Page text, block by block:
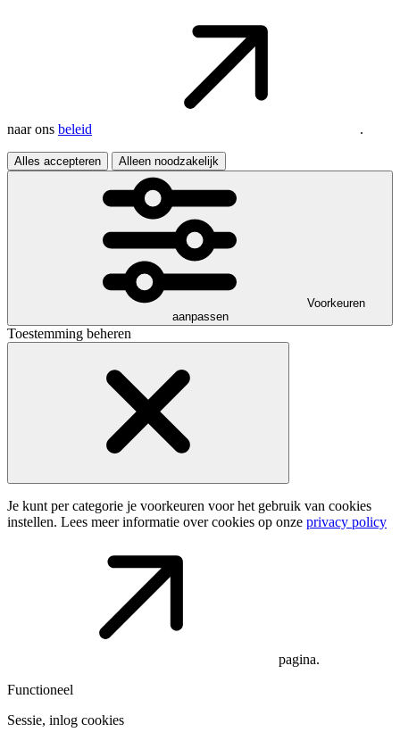
naar ons beleid .
Alles accepteren Alleen noodzakelijk
Voorkeuren
aanpassen
Toestemming beheren
Je kunt per categorie je voorkeuren voor het gebruik van cookies
instellen. Lees meer informatie over cookies op onze privacy policy
pagina.
Functioneel
Sessie, inlog cookies